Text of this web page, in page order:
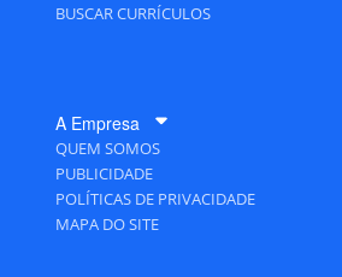
BUSCAR CURRÍCULOS
A Empresa
QUEM SOMOS
PUBLICIDADE
POLÍTICAS DE PRIVACIDADE
MAPA DO SITE